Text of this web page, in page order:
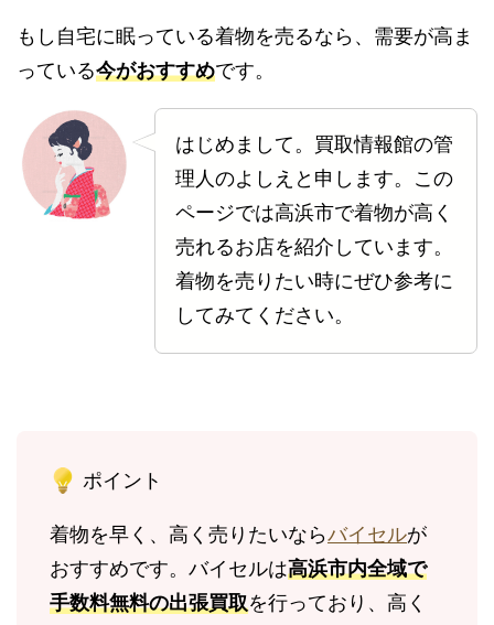
もし自宅に眠っている着物を売るなら、需要が高ま
っている今がおすすめです。
はじめまして。買取情報館の管
理人のよしえと申します。この
ページでは高浜市で着物が高く
売れるお店を紹介しています。
着物を売りたい時にぜひ参考に
してみてください。
ポイント
着物を早く、高く売りたいならバイセルが
おすすめです。バイセルは高浜市内全域で
手数料無料の出張買取を行っており、高く